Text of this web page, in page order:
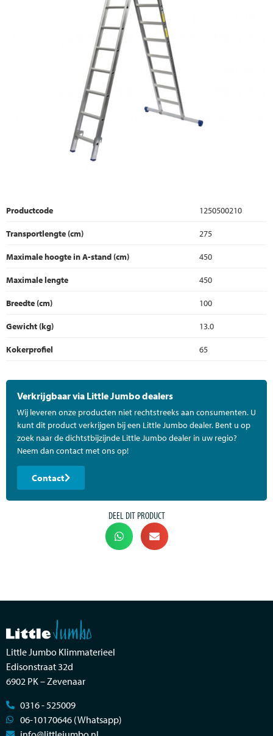
Productcode
1250500210
Transportlengte (cm)
275
Maximale hoogte in A-stand (cm)
450
Maximale lengte
450
Breedte (cm)
100
Gewicht (kg)
13.0
Kokerprofiel
65
Verkrijgbaar via Little Jumbo dealers
Wij leveren onze producten niet rechtstreeks aan consumenten. U
kunt dit product verkrijgen bij een Little Jumbo dealer. Bent u op
zoek naar de dichtstbijzijnde Little Jumbo dealer in uw regio?
Neem dan contact met ons op!
Contact
DEEL DIT PRODUCT
Little Jumbo Klimmaterieel
Edisonstraat 32d
6902 PK – Zevenaar
0316 - 525009
06-10170646 (Whatsapp)